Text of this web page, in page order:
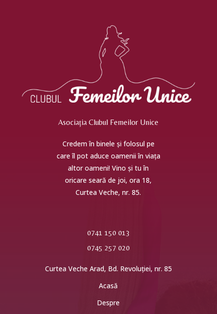
Asociația Clubul Femeilor Unice
Credem în binele și folosul pe
care îl pot aduce oamenii în viața
altor oameni! Vino și tu în
oricare seară de joi, ora 18,
Curtea Veche, nr. 85.
0741 150 013
0745 257 020
Curtea Veche Arad, Bd. Revoluției, nr. 85
Acasă
Despre